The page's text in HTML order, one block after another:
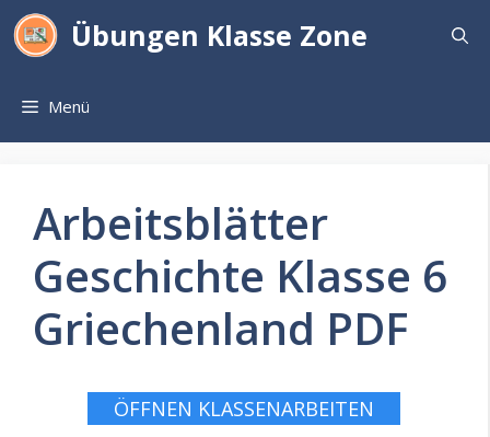
Zum
Inhalt
Übungen Klasse Zone
Menü
Arbeitsblätter
Geschichte Klasse 6
Griechenland PDF
ÖFFNEN KLASSENARBEITEN